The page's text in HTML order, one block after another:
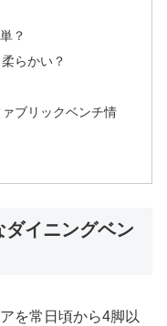
？
らかい？
ブリックベンチ情
イニングベン
を常日頃から4脚以